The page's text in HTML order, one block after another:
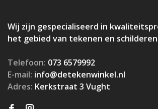
Wij zijn gespecialiseerd in
het gebied van tekenen en
Telefoon: 073 6579992
E-mail: info@detekenwinkel.nl
Adres: Kerkstraat 3 Vught